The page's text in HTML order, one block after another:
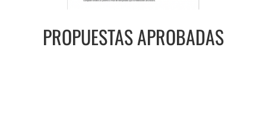
PROPUESTAS APROBADAS